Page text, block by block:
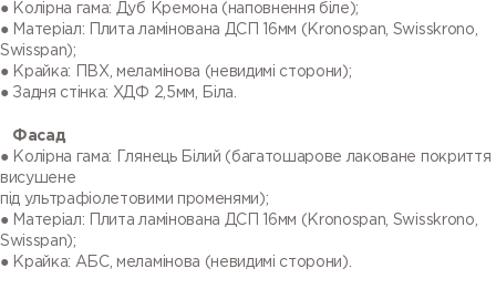
● Колірна гама: Дуб Кремона (наповнення біле);
● Матеріал: Плита ламінована ДСП 16мм (Kronospan, Swisskrono,
Swisspan);
● Крайка: ПВХ, меламінова (невидимі сторони);
● Задня стінка: ХДФ 2,5мм, Біла.
Фасад
● Колірна гама: Глянець Білий (багатошарове лаковане покриття
висушене
під ультрафіолетовими променями);
● Матеріал: Плита ламінована ДСП 16мм (Kronospan, Swisskrono,
Swisspan);
● Крайка: АБС, меламінова (невидимі сторони).